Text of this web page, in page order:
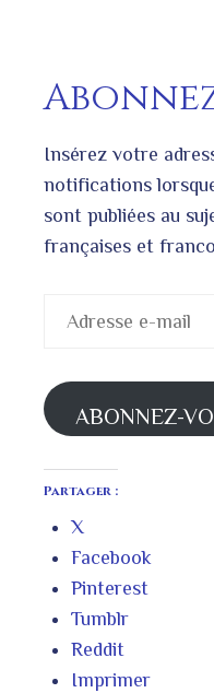
Insérez votre
notifications
sont publiées au
françaises et
ABONNEZ-
Partager :
X
Facebook
Pinterest
Tumblr
Reddit
Imprimer